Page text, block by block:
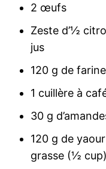
2 œufs
Zeste d’½
jus
120 g de
1 cuillère à
30 g
120 g de
grasse (½ cup)